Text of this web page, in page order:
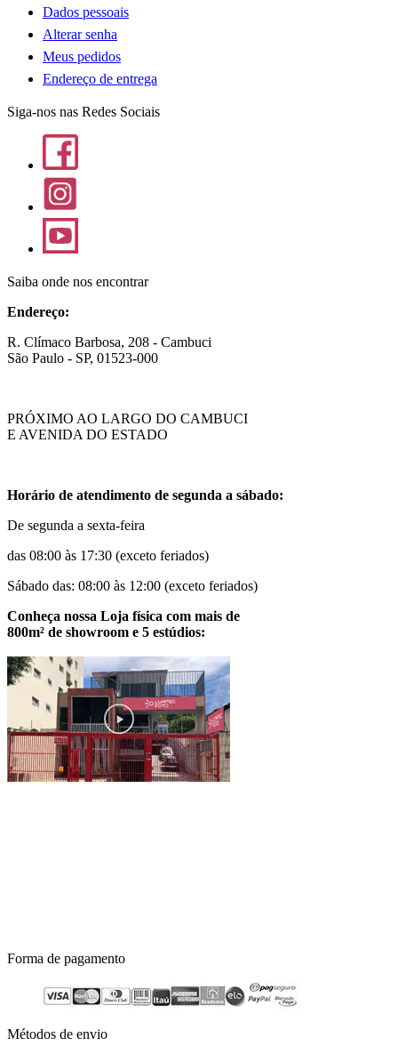
Dados pessoais
Alterar senha
Meus pedidos
Endereço de entrega
Siga-nos nas Redes Sociais
Saiba onde nos encontrar
Endereço:
R. Clímaco Barbosa, 208 - Cambuci
São Paulo - SP, 01523-000
PRÓXIMO AO LARGO DO CAMBUCI
E AVENIDA DO ESTADO
Horário de atendimento de segunda a sábado:
De segunda a sexta-feira
das 08:00 às 17:30 (exceto feriados)
Sábado das: 08:00 às 12:00 (exceto feriados)
Conheça nossa Loja física com mais de
800m² de showroom e 5 estúdios:
Forma de pagamento
Métodos de envio